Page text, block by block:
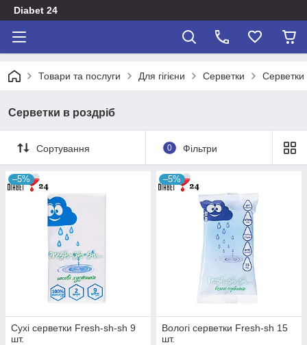
Diabet 24
Товари та послуги Для гігієни Серветки Серветки
Серветки в роздріб
Сортування 0 Фільтри
–5%
Сухі серветки Fresh-sh-sh 9
шт.
–5%
Вологі серветки Fresh-sh 15
шт.